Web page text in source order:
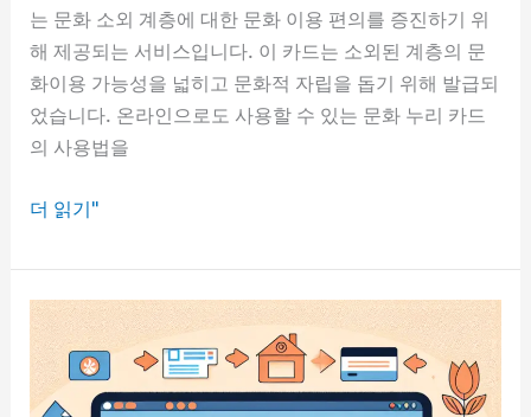
는 문화 소외 계층에 대한 문화 이용 편의를 증진하기 위
해 제공되는 서비스입니다. 이 카드는 소외된 계층의 문
화이용 가능성을 넓히고 문화적 자립을 돕기 위해 발급되
었습니다. 온라인으로도 사용할 수 있는 문화 누리 카드
의 사용법을
문
소
외
없
는
세
더 읽기"